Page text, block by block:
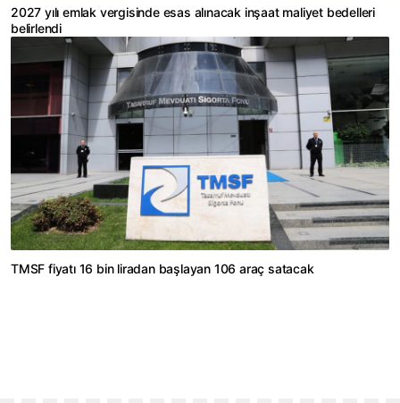
2027 yılı emlak vergisinde esas alınacak inşaat maliyet bedelleri
belirlendi
TMSF fiyatı 16 bin liradan başlayan 106 araç satacak